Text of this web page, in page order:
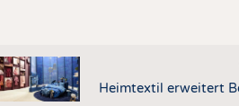
Heimtextil erweitert